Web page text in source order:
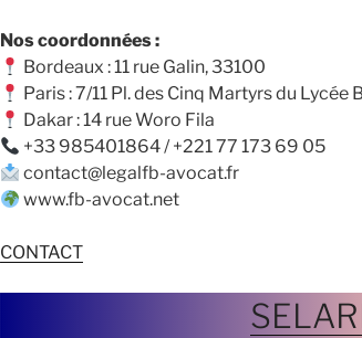
Nos coordonnées :
Bordeaux : 11 rue Galin, 33100
Paris : 7/11 Pl. des Cinq Martyrs du Lycée
Dakar : 14 rue Woro Fila
‪+33 985401864‬ / ‪+221 77 173 69 05‬
contact@legalfb-avocat.fr
www.fb-avocat.net
CONTACT